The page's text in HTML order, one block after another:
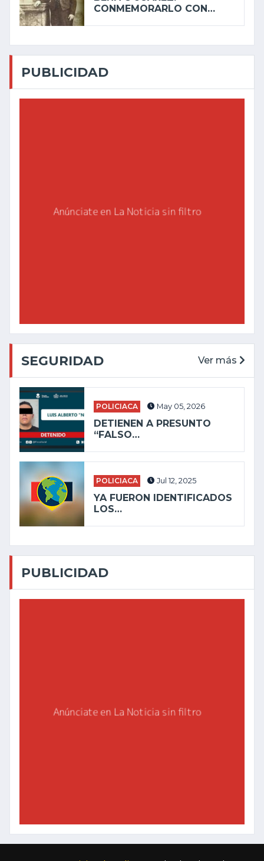
CONMEMORARLO CON…
PUBLICIDAD
SEGURIDAD Ver más
POLICIACA May 05, 2026
DETIENEN A PRESUNTO
“FALSO…
POLICIACA Jul 12, 2025
YA FUERON IDENTIFICADOS
LOS…
PUBLICIDAD